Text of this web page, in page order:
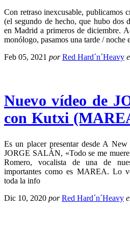
Con retraso inexcusable, publicamos
(el segundo de hecho, que hubo
en Madrid a primeros de diciembre.
monólogo, pasamos una tarde / noche
Feb 05, 2021 por Red Hard´n´Heavy
Nuevo vídeo de
con Kutxi
Es un placer presentar desde A
JORGE SALÁN, «Todo se me
Romero, vocalista de una de
importantes como es MAREA. Lo
toda la info
Dic 10, 2020 por Red Hard´n´Heavy